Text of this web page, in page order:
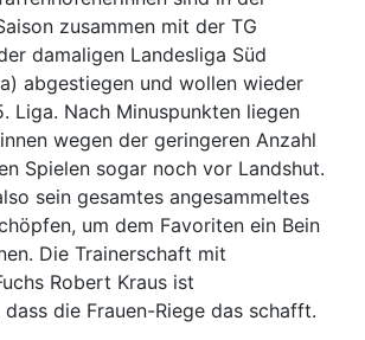
zusammen mit der TG
damaligen Landesliga Süd
abgestiegen und wollen wieder
Liga. Nach Minuspunkten liegen
wegen der geringeren Anzahl
Spielen sogar noch vor Landshut.
sein gesamtes angesammeltes
um dem Favoriten ein Bein
Die Trainerschaft mit
Robert Kraus ist
die Frauen-Riege das schafft.